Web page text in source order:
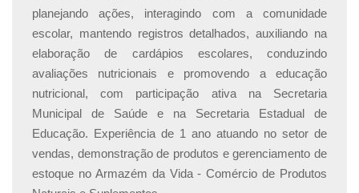
planejando ações, interagindo com a comunidade
escolar, mantendo registros detalhados, auxiliando na
elaboração de cardápios escolares, conduzindo
avaliações nutricionais e promovendo a educação
nutricional, com participação ativa na Secretaria
Municipal de Saúde e na Secretaria Estadual de
Educação. Experiência de 1 ano atuando no setor de
vendas, demonstração de produtos e gerenciamento de
estoque no Armazém da Vida - Comércio de Produtos